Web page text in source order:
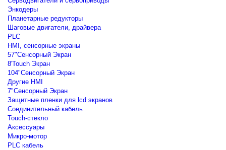
Энкодеры
Планетарные редукторы
Шаговые двигатели, драйвера
PLC
HMI, сенсорные экраны
57"Сенсорный Экран
8'Touch Экран
104"Сенсорный Экран
Другие HMI
7"Сенсорный Экран
Защитные пленки для lcd экранов
Соединительный кабель
Touch-стекло
Аксессуары
Микро-мотор
PLC кабель